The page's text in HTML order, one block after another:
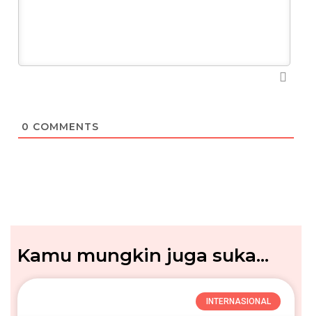
0 COMMENTS
Kamu mungkin juga suka...
INTERNASIONAL